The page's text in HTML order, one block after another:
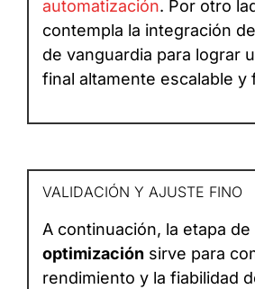
automatización. Por otro
contempla la integración
de vanguardia para lograr
final altamente escalable y
VALIDACIÓN Y AJUSTE FINO
A continuación, la etapa de
optimización sirve para
rendimiento y la fiabilidad